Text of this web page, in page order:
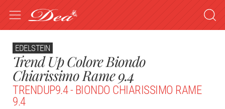
EDELSTEIN
Trend Up Colore Biondo
Chiarissimo Rame 9.4
TRENDUP9.4 - BIONDO CHIARISSIMO RAME
9.4